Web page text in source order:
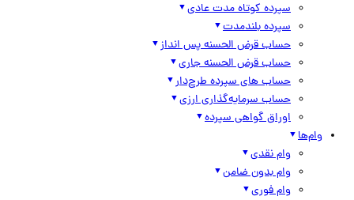
سپرده کوتاه مدت عادی
سپرده بلندمدت
حساب قرض الحسنه پس انداز
حساب قرض الحسنه جاری
حساب های سپرده طرح‌دار
حساب سرمایه‌گذاری ارزی
اوراق گواهی سپرده
وام‌ها
وام نقدی
وام بدون ضامن
وام فوری